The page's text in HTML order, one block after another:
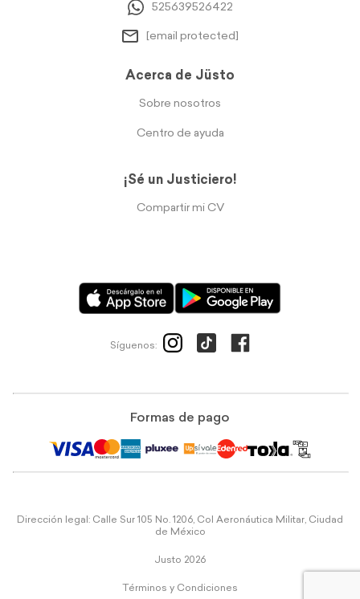
525639526422
[email protected]
Acerca de Jüsto
Sobre nosotros
Centro de ayuda
¡Sé un Justiciero!
Compartir mi CV
Síguenos:
Formas de pago
Dirección legal: Calle Sur 105 No. 1206, Col Aeronáutica Militar, Ciudad
de México
Justo 2026
Términos y Condiciones